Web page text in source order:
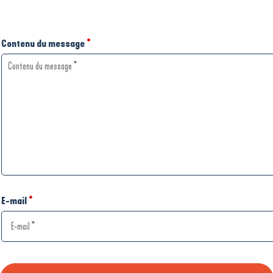
Contenu du message *
E-mail *